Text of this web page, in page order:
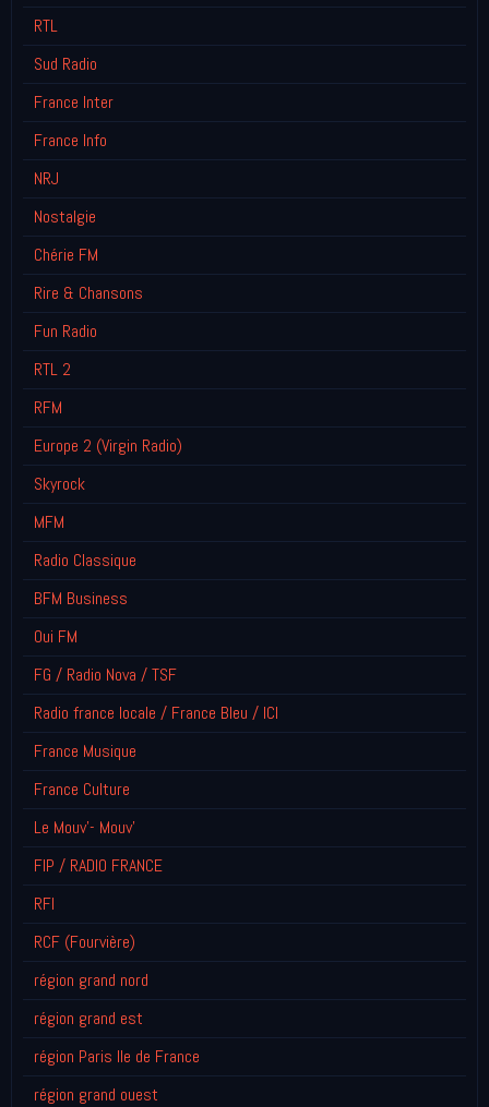
RTL
Sud Radio
France Inter
France Info
NRJ
Nostalgie
Chérie FM
Rire & Chansons
Fun Radio
RTL 2
RFM
Europe 2 (Virgin Radio)
Skyrock
MFM
Radio Classique
BFM Business
Oui FM
FG / Radio Nova / TSF
Radio france locale / France Bleu / ICI
France Musique
France Culture
Le Mouv'- Mouv'
FIP / RADIO FRANCE
RFI
RCF (Fourvière)
région grand nord
région grand est
région Paris Ile de France
région grand ouest